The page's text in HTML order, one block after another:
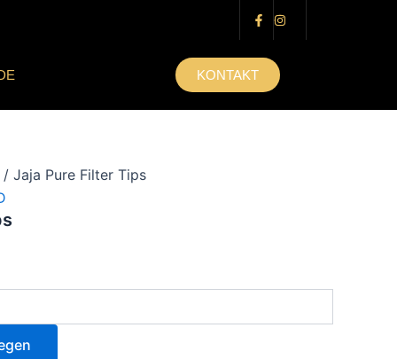
KONTAKT
/ Jaja Pure Filter Tips